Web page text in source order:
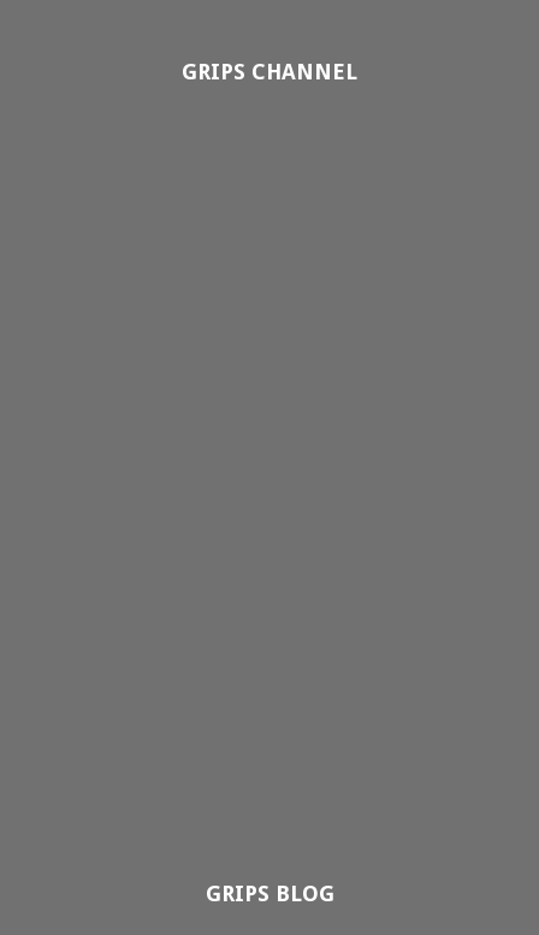
GRIPS CHANNEL
GRIPS BLOG